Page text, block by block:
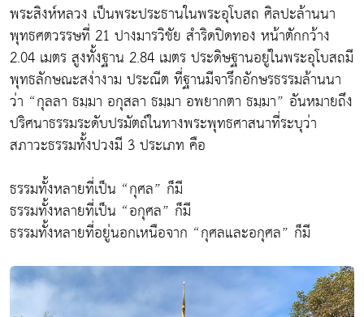
พระสิงห์หลวง เป็นพระประธานในพระอุโบสถ ศิลปะล้านนา
พุทธศตวรรษที่ 21 ปางมารวิชัย สำริดปิดทอง หน้าตักกว้าง
2.04 เมตร สูงทั้งฐาน 2.84 เมตร ประดิษฐานอยู่ในพระอุโบสถมี
พุทธลักษณะสง่างาม ประณีต ที่ฐานมีจารึกอักษรธรรมล้านนา
ว่า “กุลลา ธมฺมา อกุสลา ธมฺมา อพยากตา ธมฺมา” อันหมายถึง
ปริศนาธรรมระดับปรมัตถ์ในทางพระพุทธศาสนาที่ระบุว่า
สภาวะธรรมทั้งปวงมี 3 ประเภท คือ
ธรรมทั้งหลายที่เป็น “กุศล” ก็มี
ธรรมทั้งหลายที่เป็น “อกุศล” ก็มี
ธรรมทั้งหลายที่อยู่นอกเหนือจาก “กุศลและอกุศล” ก็มี